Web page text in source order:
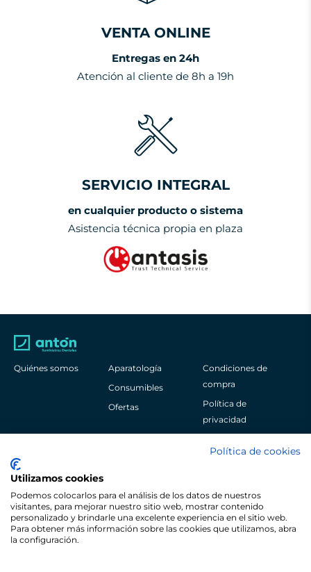
VENTA ONLINE
Entregas en 24h
Atención al cliente de 8h a 19h
SERVICIO INTEGRAL
en cualquier producto o sistema
Asistencia técnica propia en plaza
Quiénes somos
Aparatología
Consumibles
Ofertas
Condiciones de
compra
Política de
privacidad
Pol. Ind. Sangroniz Iberre Kalea, 3
Política de cookies
Utilizamos cookies
Podemos colocarlos para el análisis de los datos de nuestros
visitantes, para mejorar nuestro sitio web, mostrar contenido
personalizado y brindarle una excelente experiencia en el sitio web.
Para obtener más información sobre las cookies que utilizamos, abra
la configuración.